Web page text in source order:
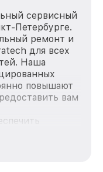
сервисный
Петербурге.
ремонт и
для всех
Наша
повышают
вам
для
Infratech,